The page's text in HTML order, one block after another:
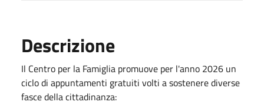
Descrizione
Il Centro per la Famiglia promuove per l'anno 2026 un
ciclo di appuntamenti gratuiti volti a sostenere diverse
fasce della cittadinanza: